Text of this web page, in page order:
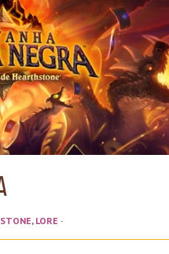
, LORE ·